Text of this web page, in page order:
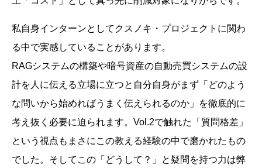
私自身インターンとしてクスノキ・プロジェクトに関わ
る中で実感していることがあります。
RAGシステムの構築や暗号資産の自動売買システムの設
計を人に伝える立場に立つと自分自身がまず「どのよう
な問いから始めればうまく伝えられるのか」を徹底的に
考え抜く必要に迫られます。Vol.2で触れた「質問格差」
という視点もまさにこの教える経験の中で磨かれたもの
でした。そしてこの「どうして？」と疑問を持つ力は弊